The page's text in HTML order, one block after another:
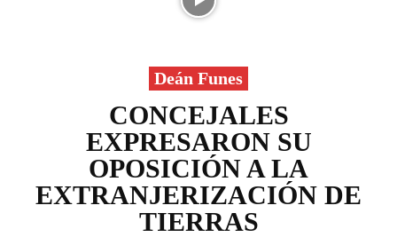
Deán Funes
CONCEJALES
EXPRESARON SU
OPOSICIÓN A LA
EXTRANJERIZACIÓN DE
TIERRAS